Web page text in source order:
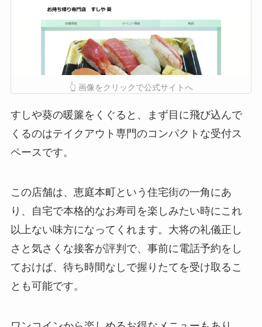
👆 画像をクリックで公式サイトへ
すしや葵の暖簾をくぐると、まず目に飛び込んで
くるのはテイクアウト専門のコンパクトな受付ス
ペースです。
この店舗は、恵庭本町という住宅街の一角にあ
り、自宅で本格的なお寿司を楽しみたい時にこれ
以上ない味方になってくれます。大将の礼儀正し
さと気さくな接客が評判で、事前に電話予約をし
ておけば、待ち時間なしで握りたてを受け取るこ
とも可能です。